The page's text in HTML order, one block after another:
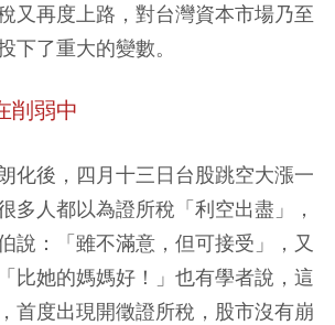
又再度上路，對台灣資本市場乃至
下了重大的變數。
削弱中
化後，四月十三日台股跳空大漲一
多人都以為證所稅「利空出盡」，
說：「雖不滿意，但可接受」，又
比她的媽媽好！」也有學者說，這
首度出現開徵證所稅，股市沒有崩